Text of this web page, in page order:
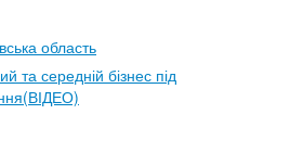
область
та середній бізнес під